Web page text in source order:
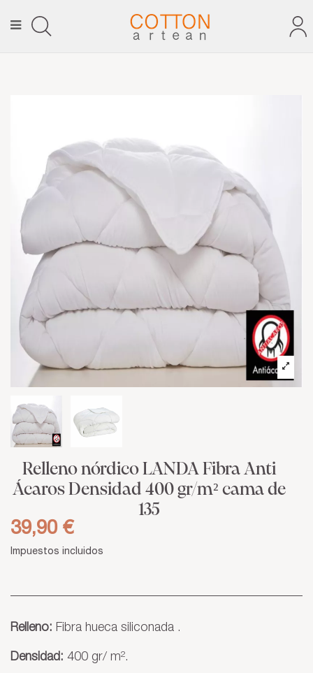
Relleno nórdico LANDA Fibra Anti
Ácaros Densidad 400 gr/m² cama de
135
39,90 €
Impuestos incluidos
Relleno: Fibra hueca siliconada .
Densidad: 400 gr/ m².